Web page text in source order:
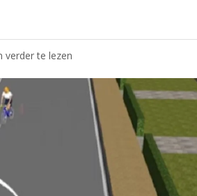
verder te lezen